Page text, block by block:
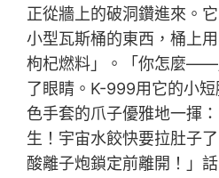
正從牆上的破洞鑽進來。
小型瓦斯桶的東西，桶上
枸杞燃料」。「你怎麼——
了眼睛。K-999用它的小
色手套的爪子優雅地一揮
生！宇宙水餃快要拉肚子
酸離子炮鎖定前離開！」